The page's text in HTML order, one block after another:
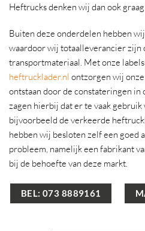
Heftrucks denken wij dan ook
Buiten deze onderdelen hebben
waardoor wij totaalleverancier zijn
transportmateriaal. Met onze labels
heftrucklader.nl ontzorgen wij
ontstaan door de constateringen in
zagen hierbij dat er te vaak gebruik
bijvoorbeeld de verkeerde
hebben wij besloten zelf een goed
probleem, namelijk een fabrikant
bij de behoefte van deze markt.
BEL: 073 8889161